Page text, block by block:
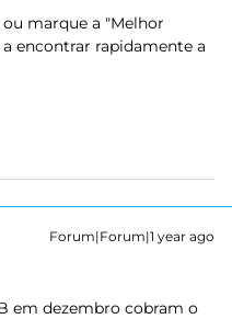
marque a "Melhor
encontrar rapidamente a
Forum|Forum|1 year ago
em dezembro cobram o